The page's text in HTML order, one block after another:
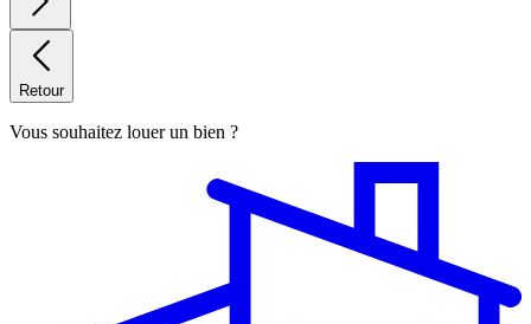
Retour
Vous souhaitez louer un bien ?